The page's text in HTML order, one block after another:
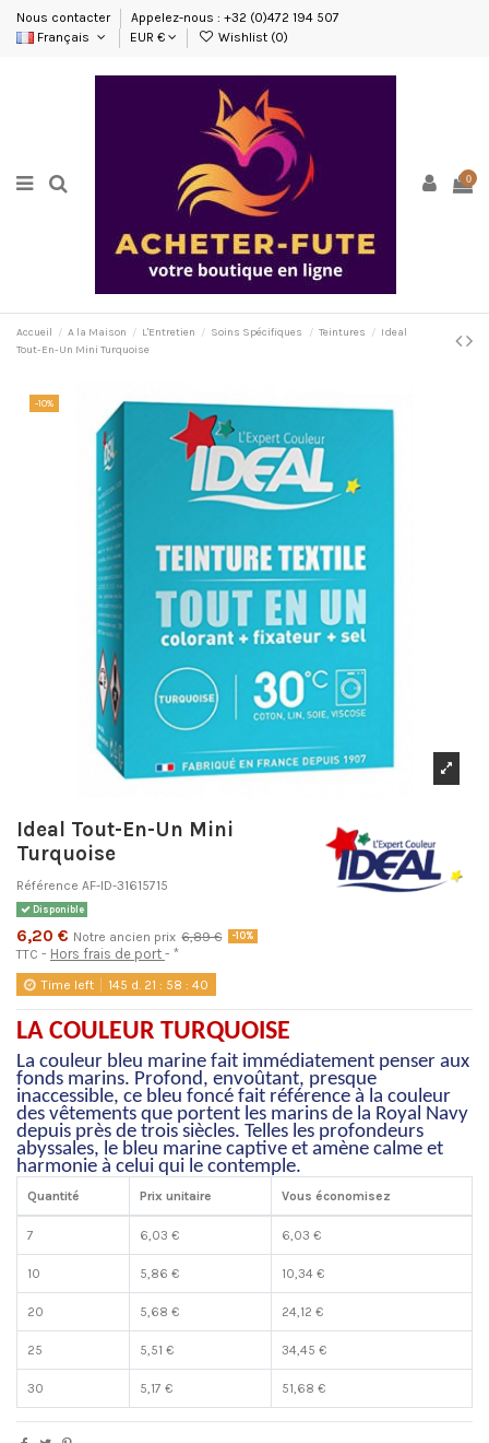
Nous contacter
Appelez-nous : +32 (0)472 194 507
Français
EUR € Wishlist (0)
0
Accueil A la Maison L'Entretien Soins Spécifiques Teintures
Ideal
Tout-En-Un Mini Turquoise
-10%
Ideal Tout-En-Un Mini
Turquoise
Référence AF-ID-31615715
Disponible
6,20 € Notre ancien prix 6,89 € -10%
TTC Hors frais de port *
Time left 145 d. 21 : 58 :39
LA COULEUR TURQUOISE
La couleur bleu marine fait immédiatement penser aux
fonds marins. Profond, envoûtant, presque
inaccessible, ce bleu foncé fait référence à la couleur
des vêtements que portent les marins de la Royal Navy
depuis près de trois siècles. Telles les profondeurs
abyssales, le bleu marine captive et amène calme et
harmonie à celui qui le contemple.
Quantité Prix unitaire Vous économisez
7 6,03 € 6,03 €
10 5,86 € 10,34 €
20 5,68 € 24,12 €
25 5,51 € 34,45 €
30 5,17 € 51,68 €